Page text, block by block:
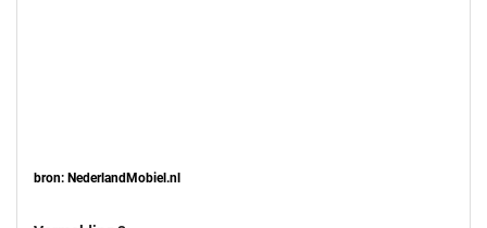
bron: NederlandMobiel.nl